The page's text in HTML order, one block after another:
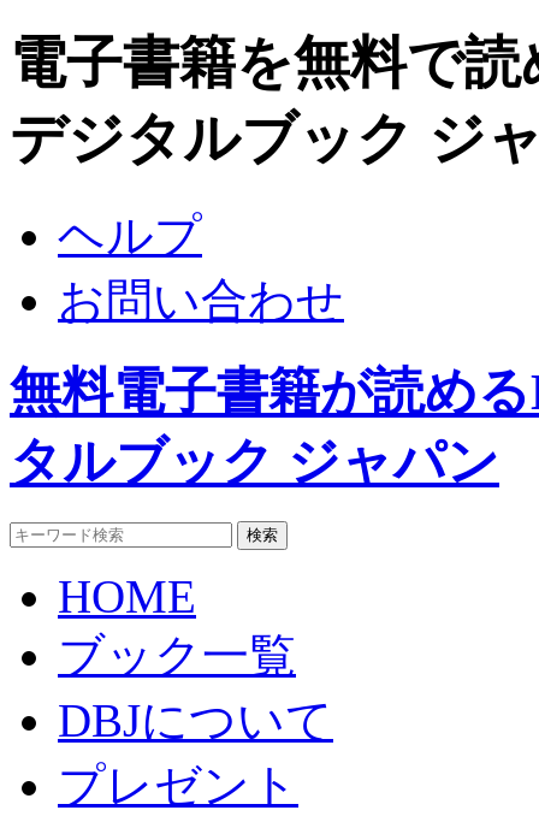
電子書籍を無料で
デジタルブック ジ
ヘルプ
お問い合わせ
無料電子書籍が読め
タルブック ジャパン
HOME
ブック一覧
DBJについて
プレゼント